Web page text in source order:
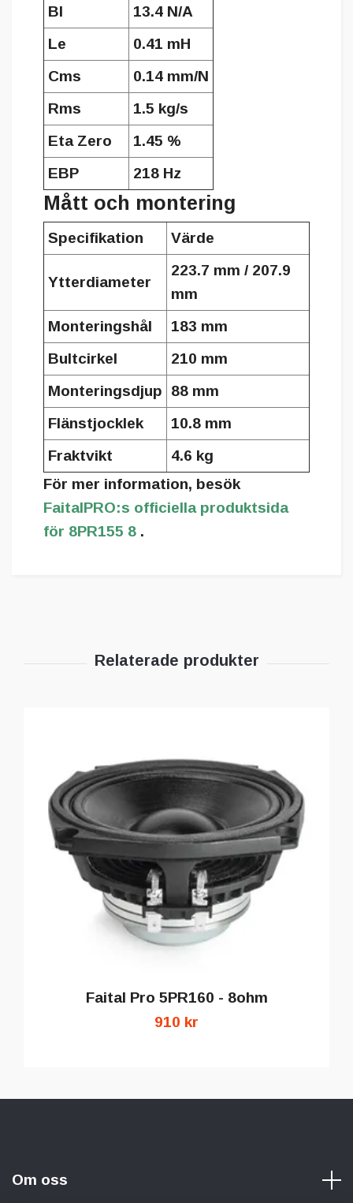
Bl
13.4 N/A
Le
0.41 mH
Cms
0.14 mm/N
Rms
1.5 kg/s
Eta Zero
1.45 %
EBP
218 Hz
Mått och montering
Specifikation Värde
Ytterdiameter
223.7 mm / 207.9
mm
Monteringshål
183 mm
Bultcirkel
210 mm
Monteringsdjup
88 mm
Flänstjocklek
10.8 mm
Fraktvikt
4.6 kg
För mer information, besök
FaitalPRO:s officiella produktsida
för 8PR155 8 .
Faital Pro 5PR160 - 8ohm
910 kr
Om oss